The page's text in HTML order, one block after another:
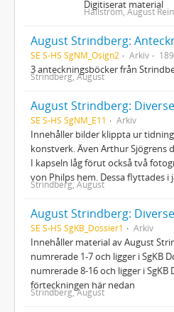
Digitiserat material
Hallström, August
SE S-HS SgNM_Osign2 Arkiv
3 anteckningsböcker från
Strindberg, August
August Strindberg:
SE S-HS SgNM_E11 Arkiv
Innehåller bilder klippta ur
konstverk. Även Arthur Sjögrens
I kapseln låg förut också två
von Philps hem. Dessa flyttades i
Strindberg, August
SE S-HS SgKB_Dossier1 Arkiv
Innehåller material av August
numrerade 1-7 och ligger i SgKB
numrerade 8-16 och ligger i SgKB
förteckningen här nedan
Strindberg, August